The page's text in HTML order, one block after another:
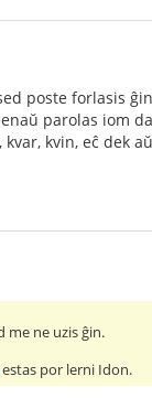
poste forlasis
parolas iom
kvin, eĉ dek
me ne uzis ĝin.
estas por lerni Idon.